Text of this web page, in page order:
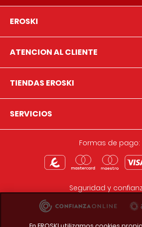
EROSKI
ATENCION AL CLIENTE
TIENDAS EROSKI
SERVICIOS
Formas de pago:
Seguridad y